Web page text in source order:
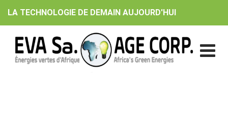
LA TECHNOLOGIE DE DEMAIN AUJOURD'HUI